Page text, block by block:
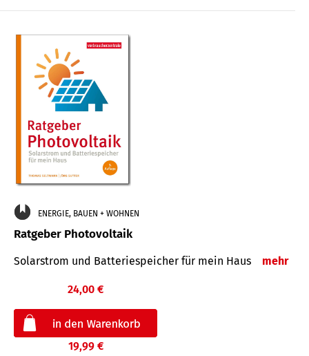
ENERGIE, BAUEN + WOHNEN
Ratgeber Photovoltaik
Solarstrom und Batteriespeicher für mein Haus mehr
24,00 €
19,99 €